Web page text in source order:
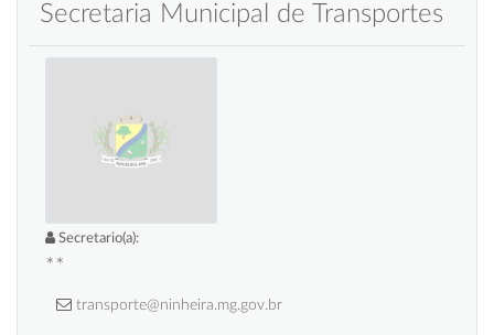
Secretaria Municipal de Transportes
Secretario(a):
**
transporte@ninheira.mg.gov.br